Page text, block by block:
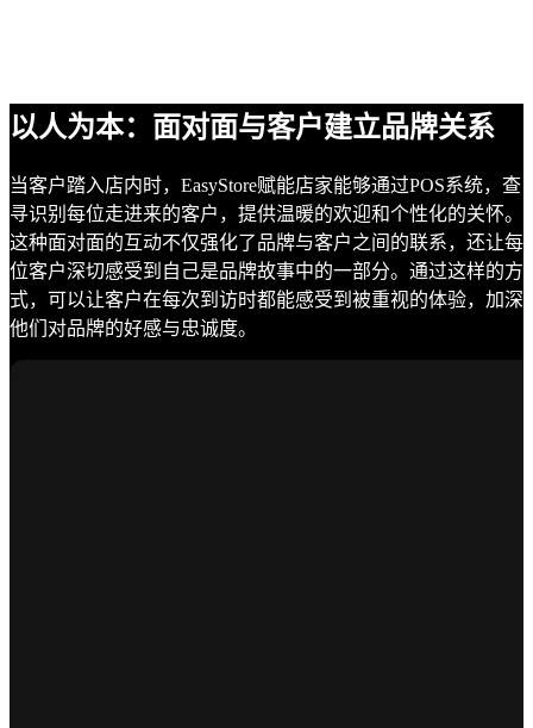
以人为本：面对面与客户建立品牌关系
当客户踏入店内时，EasyStore赋能店家能够通过POS系统，查
寻识别每位走进来的客户，提供温暖的欢迎和个性化的关怀。
这种面对面的互动不仅强化了品牌与客户之间的联系，还让每
位客户深切感受到自己是品牌故事中的一部分。通过这样的方
式，可以让客户在每次到访时都能感受到被重视的体验，加深
他们对品牌的好感与忠诚度。